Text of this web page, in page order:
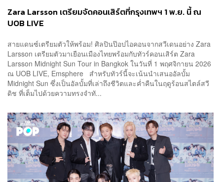
Zara Larsson เตรียมจัดคอนเสิร์ตที่กรุงเทพฯ 1 พ.ย. นี้ ณ
UOB LIVE
สายแดนซ์เตรียมตัวให้พร้อม! ศิลปินป๊อปไอคอนจากสวีเดนอย่าง Zara
Larsson เตรียมตัวมาเยือนเมืองไทยพร้อมกับทัวร์คอนเสิร์ต Zara
Larsson Midnight Sun Tour in Bangkok ในวันที่ 1 พฤศจิกายน 2026
ณ UOB LIVE, Emsphere สำหรับทัวร์นี้จะเน้นนำเสนออัลบั้ม
Midnight Sun ซึ่งเป็นอัลบั้มที่เล่าถึงชีวิตและค่ำคืนในฤดูร้อนสไตล์สวี
ดิช ที่เต็มไปด้วยความทรงจำทั...